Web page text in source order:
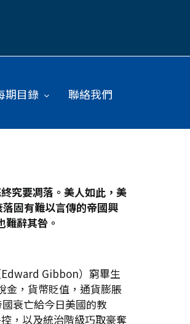
期目錄 聯絡我們
究要凋落。美人如此，美
固有難以言傳的帝國興
難辭其咎。
Gibbon）窮畢生
金，貨幣貶值，通貨膨脹
衰亡給今日美國的教
，以及統治階級巧取豪奪